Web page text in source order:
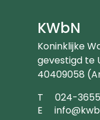
KWbN
Koninklijke
gevestigd te
40409058
T
024-
E Emailadres